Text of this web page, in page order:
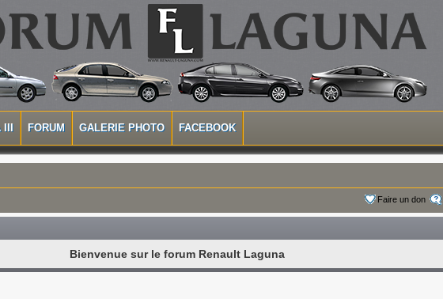
III FORUM GALERIE PHOTO FACEBOOK
Faire un don
Bienvenue sur le forum Renault Laguna